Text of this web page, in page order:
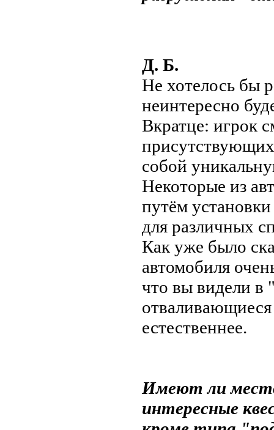
Д. Б.
Не хотелось бы
неинтересно
Вкратце: игрок
собой
Некоторые из
путём
для различных
Как уже было
автомобиля
что вы видели в
отваливающиеся
естественнее.
Имеют ли место
интересные